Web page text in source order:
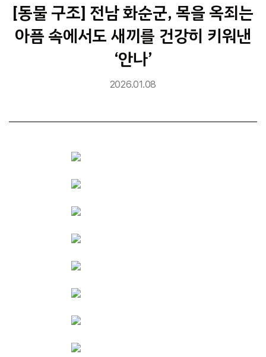
[동물 구조] 전남 화순군, 목을 옥죄는
아픔 속에서도 새끼를 건강히 키워낸
‘안나’
2026.01.08